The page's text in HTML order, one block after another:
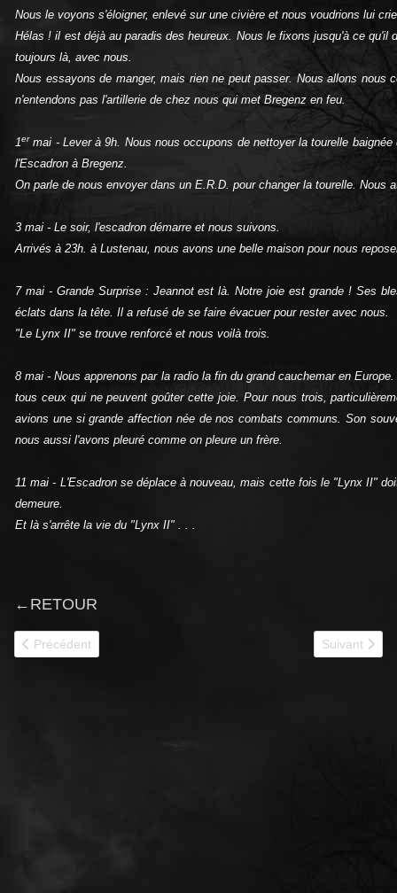
Nous le voyons s'éloigner, enlevé sur une civière et nous voudrions lui
Hélas ! il est déjà au paradis des heureux. Nous le fixons jusqu'à ce
toujours là, avec nous.
Nous essayons de manger, mais rien ne peut passer. Nous allons nous
n'entendons pas l'artillerie de chez nous qui met Bregenz en feu.
1ermai ‑ Lever à 9h. Nous nous occupons de nettoyer la tourelle
l'Escadron à Bregenz.
On parle de nous envoyer dans un E.R.D. pour changer la tourelle. Nous
3 mai ‑ Le soir, l'escadron démarre et nous suivons.
Arrivés à 23h. à Lustenau, nous avons une belle maison pour nous
7 mai ‑ Grande Surprise : Jeannot est là. Notre joie est grande ! Ses
éclats dans la tête. Il a refusé de se faire évacuer pour rester avec nous.
"Le Lynx II" se trouve renforcé et nous voilà trois.
8 mai ‑ Nous apprenons par la radio la fin du grand cauchemar en
tous ceux qui ne peuvent goûter cette joie. Pour nous trois,
avions une si grande affection née de nos combats communs. Son
nous aussi l'avons pleuré comme on pleure un frère.
11 mai ‑ L'Escadron se déplace à nouveau, mais cette fois le "Lynx II"
demeure.
Et là s'arrête la vie du "Lynx II" . . .
← RETOUR
Article précédent : LA HIRE III 6RCA
Précédent Article
Suivant